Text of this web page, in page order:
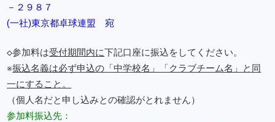
－２９８７
(一社)東京都卓球連盟 宛
◇参加料は受付期間内に下記口座に振込をしてください。
※振込名義は必ず申込の「中学校名」「クラブチーム名」と同
一にすること。
（個人名だと申し込みとの確認がとれません）
参加料振込先：